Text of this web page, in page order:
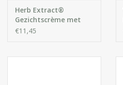
Herb Extract®
Gezichtscrème met
Cannabis Olie
€11,45